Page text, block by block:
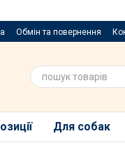
Обмін та повернення
Для собак